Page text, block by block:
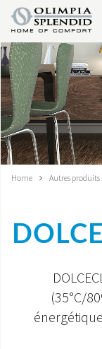
FRANÇAIS
HOME
CLIMATISATION
CHAUFFAGE
SYSTÈMES INTÉGRÉS
MONDE OS
Home Autres produits
(35°C/